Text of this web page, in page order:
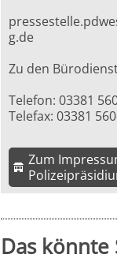
g.de
Zu den
Telefon: 03381
Telefax: 03381
Zum
Das